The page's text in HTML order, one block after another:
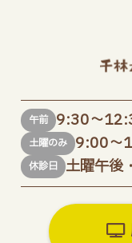
午前 9:30～
土曜のみ 9:00～
休診日 土曜午後